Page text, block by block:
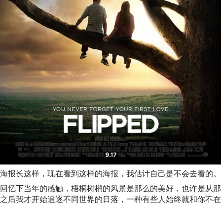
海报长这样，现在看到这样的海报，我估计自己是不会去看的。
回忆下当年的感触，梧桐树梢的风景是那么的美好，也许是从那
之后我才开始追逐不同世界的日落，一种有些人始终就和你不在